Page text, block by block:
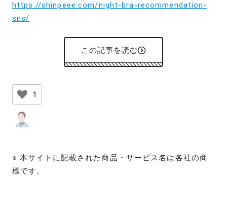
https://shinpeee.com/night-bra-recommendation-
sns/
この記事を読む
1
※ 本サイトに記載された商品・サービス名は各社の商
標です。